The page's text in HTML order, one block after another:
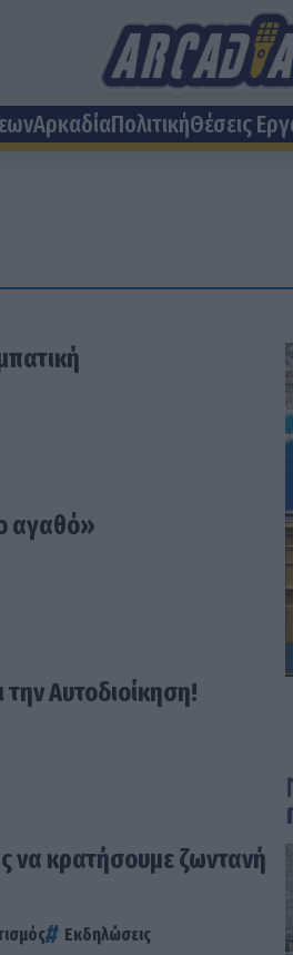
ΑρκαδίαΠολιτικήΘέσεις
αγαθό»
Αυτοδιοίκηση!
να κρατήσουμε ζωντανή
Εκδηλώσεις